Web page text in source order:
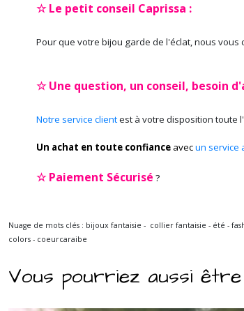
☆ Le petit conseil Caprissa :
Pour que votre bijou garde de l'éclat, nous
☆ Une question, un conseil, besoin
Notre service clientest à votre disposition toute
Un achat en toute confiance avecun service
☆Paiement Sécurisé ?
Nuage de mots clés : bijoux fantaisie - collier fantaisie - été -
colors - coeurcaraibe
Vous pourriez aussi